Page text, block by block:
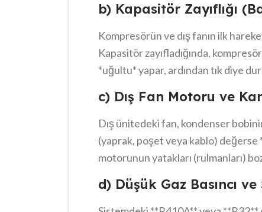
b) Kapasitör Zayıflığı
Kompresörün ve dış fanın ilk
Kapasitör zayıfladığında,
*uğultu* yapar, ardından tık diye
gerektirir.
c) Dış Fan Motoru ve
Dış ünitedeki fan, kondenser
(yaprak, poşet veya kablo) değerse
motorunun yatakları (rulmanları)
d) Düşük Gaz Basıncı